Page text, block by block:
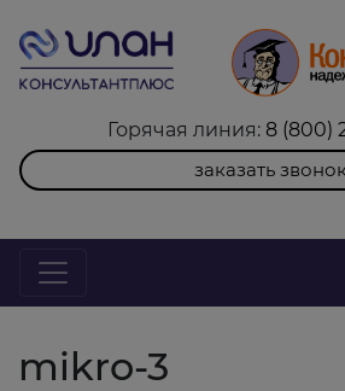
Горячая линия: 8 (800)
заказать звонок
mikro-3